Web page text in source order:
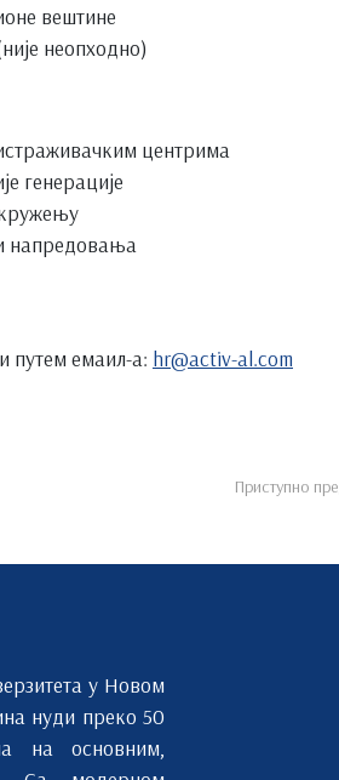
вештине
неопходно)
центрима
генерације
напредовања
путем емаил-а: hr@activ-al.com
Приступно
у Новом
нуди преко 50
на основним,